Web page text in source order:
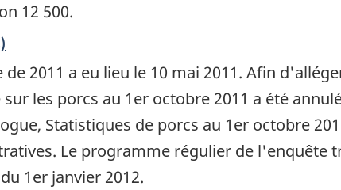
12 500.
2011 a eu lieu le 10 mai 2011. Afin
les porcs au 1er octobre 2011 a été
Statistiques de porcs au 1er octobre
Le programme régulier de l'enquête
1er janvier 2012.